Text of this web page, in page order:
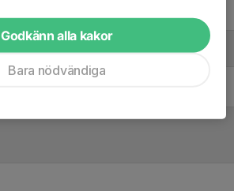
Godkänn alla kakor
Bara nödvändiga